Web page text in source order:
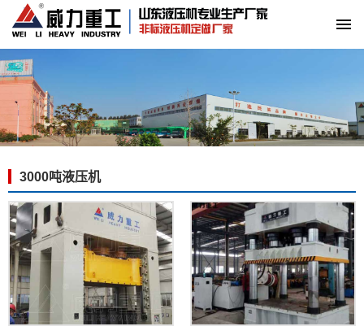
3000吨液压机